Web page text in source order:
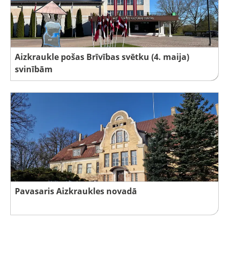
Aizkraukle pošas Brīvības svētku (4. maija)
svinībām
Pavasaris Aizkraukles novadā